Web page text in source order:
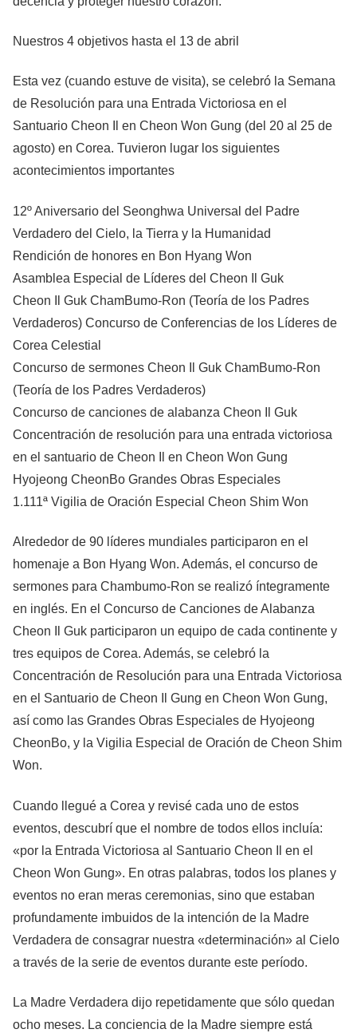
Nuestros 4 objetivos hasta el 13 de abril
Esta vez (cuando estuve de visita), se celebró la Semana
de Resolución para una Entrada Victoriosa en el
Santuario Cheon Il en Cheon Won Gung (del 20 al 25 de
agosto) en Corea. Tuvieron lugar los siguientes
acontecimientos importantes
12º Aniversario del Seonghwa Universal del Padre
Verdadero del Cielo, la Tierra y la Humanidad
Rendición de honores en Bon Hyang Won
Asamblea Especial de Líderes del Cheon Il Guk
Cheon Il Guk ChamBumo-Ron (Teoría de los Padres
Verdaderos) Concurso de Conferencias de los Líderes de
Corea Celestial
Concurso de sermones Cheon Il Guk ChamBumo-Ron
(Teoría de los Padres Verdaderos)
Concurso de canciones de alabanza Cheon Il Guk
Concentración de resolución para una entrada victoriosa
en el santuario de Cheon Il en Cheon Won Gung
Hyojeong CheonBo Grandes Obras Especiales
1.111ª Vigilia de Oración Especial Cheon Shim Won
Alrededor de 90 líderes mundiales participaron en el
homenaje a Bon Hyang Won. Además, el concurso de
sermones para Chambumo-Ron se realizó íntegramente
en inglés. En el Concurso de Canciones de Alabanza
Cheon Il Guk participaron un equipo de cada continente y
tres equipos de Corea. Además, se celebró la
Concentración de Resolución para una Entrada Victoriosa
en el Santuario de Cheon Il Gung en Cheon Won Gung,
así como las Grandes Obras Especiales de Hyojeong
CheonBo, y la Vigilia Especial de Oración de Cheon Shim
Won.
Cuando llegué a Corea y revisé cada uno de estos
eventos, descubrí que el nombre de todos ellos incluía:
«por la Entrada Victoriosa al Santuario Cheon Il en el
Cheon Won Gung». En otras palabras, todos los planes y
eventos no eran meras ceremonias, sino que estaban
profundamente imbuidos de la intención de la Madre
Verdadera de consagrar nuestra «determinación» al Cielo
a través de la serie de eventos durante este período.
La Madre Verdadera dijo repetidamente que sólo quedan
ocho meses. La conciencia de la Madre siempre está